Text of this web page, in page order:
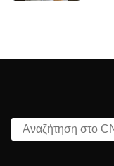
Αναζήτηση στο